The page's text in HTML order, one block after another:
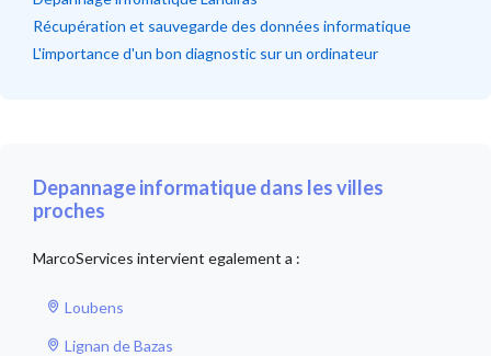
Récupération et sauvegarde des données informatique
L'importance d'un bon diagnostic sur un ordinateur
Depannage informatique dans les villes
proches
MarcoServices intervient egalement a :
Loubens
Lignan de Bazas